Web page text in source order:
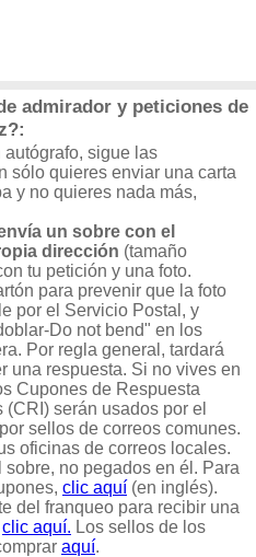
admirador y peticiones de
sigue las
sólo quieres enviar una carta
y no quieres nada más,
un sobre con el
dirección (tamaño
tu petición y una foto.
para prevenir que la foto
por el Servicio Postal, y
Do not bend" en los
Por regla general, tardará
una respuesta. Si no vives en
Cupones de Respuesta
(CRI) serán usados por el
sellos de correos comunes.
oficinas de correos locales.
no pegados en él. Para
clic aquí (en inglés).
del franqueo para recibir una
clic aquí. Los sellos de los
aquí.